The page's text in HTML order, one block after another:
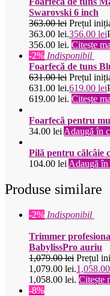
Swarovski 6 inch
363.00lei Prețul
363.00 lei.356.00 lei
356.00 lei. Citește
-2% Indisponibil
Foarfecă de tuns
631.00lei Prețul
631.00 lei.619.00 lei
619.00 lei. Citește
Foarfecă pentru
34.00 lei Adaugă în
Pilă pentru călcâie
104.00 lei Adaugă în
Produse similare
-2% Indisponibil
Trimmer
BabylissPro auriu
1,079.00lei Prețul
1,079.00 lei.1,058.00
1,058.00 lei. Citește
-8%